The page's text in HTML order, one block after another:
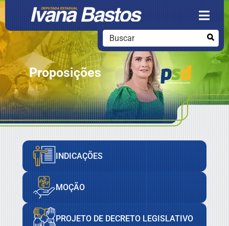
Proposições
INDICAÇÕES
MOÇÃO
PROJETO DE DECRETO LEGISLATIVO